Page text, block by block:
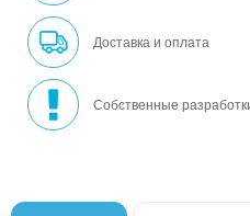
Доставка и оплата
Собственные